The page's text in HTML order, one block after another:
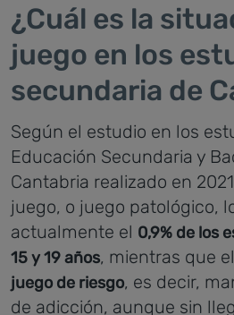
¿Cuál es la
juego en los
secundaria de
Según el estudio en los
Educación Secundaria y
Cantabria realizado en
juego, o juego patológico,
actualmente el 0,9% de los
15 y 19 años, mientras que el
juego de riesgo, es decir,
de adicción, aunque sin